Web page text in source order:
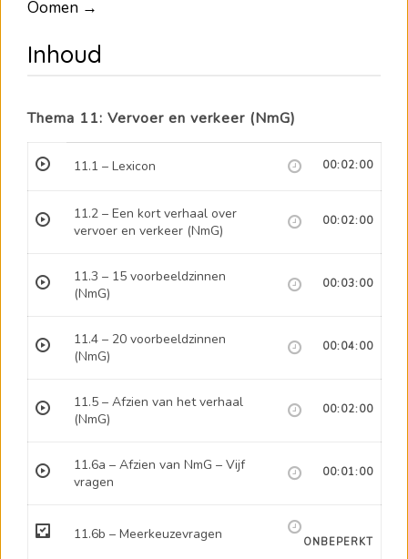
Oomen →
Inhoud
Thema 11: Vervoer en verkeer (NmG)
11.1 – Lexicon 00:02:00
11.2 – Een kort verhaal over
vervoer en verkeer (NmG)
00:02:00
11.3 – 15 voorbeeldzinnen
(NmG)
00:03:00
11.4 – 20 voorbeeldzinnen
(NmG)
00:04:00
11.5 – Afzien van het verhaal
(NmG)
00:02:00
11.6a – Afzien van NmG – Vijf
vragen
00:01:00
11.6b – Meerkeuzevragen ONBEPERKT